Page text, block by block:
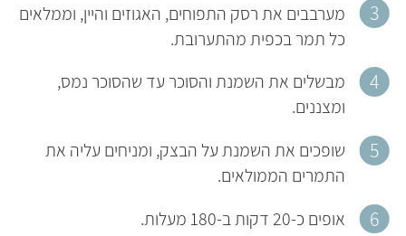
מערבבים את רסק התפוחים, האגוזים והיין, וממלאים
כל תמר בכפית מהתערובת.
מבשלים את השמנת והסוכר עד שהסוכר נמס,
ומצננים.
שופכים את השמנת על הבצק, ומניחים עליה את
התמרים הממולאים.
אופים כ-20 דקות ב-180 מעלות.